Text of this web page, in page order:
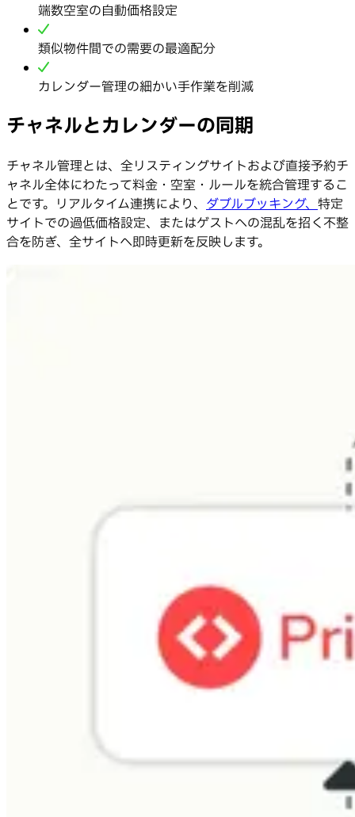
端数空室の自動価格設定
類似物件間での需要の最適配分
カレンダー管理の細かい手作業を削減
チャネルとカレンダーの同期
チャネル管理とは、全リスティングサイトおよび直接予約チ
ャネル全体にわたって料金・空室・ルールを統合管理するこ
とです。リアルタイム連携により、 ダブルブッキング、 特定
サイトでの過低価格設定、またはゲストへの混乱を招く不整
合を防ぎ、全サイトへ即時更新を反映します。